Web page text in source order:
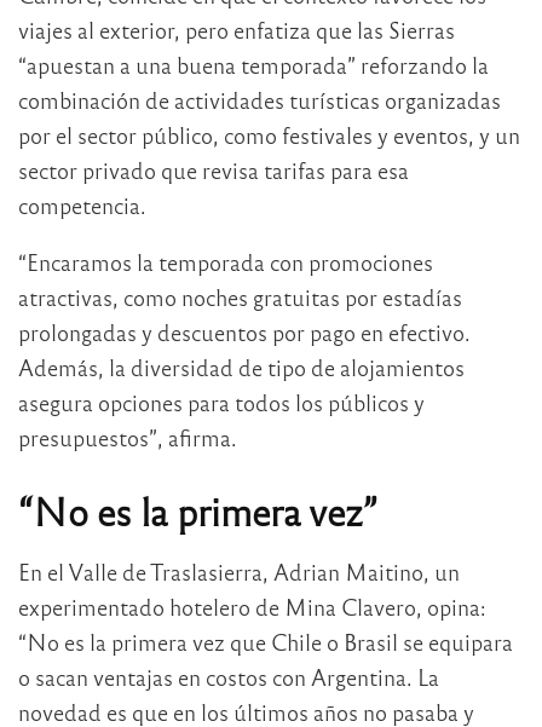
viajes al exterior, pero enfatiza que las Sierras
“apuestan a una buena temporada” reforzando la
combinación de actividades turísticas organizadas
por el sector público, como festivales y eventos, y un
sector privado que revisa tarifas para esa
competencia.
“Encaramos la temporada con promociones
atractivas, como noches gratuitas por estadías
prolongadas y descuentos por pago en efectivo.
Además, la diversidad de tipo de alojamientos
asegura opciones para todos los públicos y
presupuestos”, afirma.
“No es la primera vez”
En el Valle de Traslasierra, Adrian Maitino, un
experimentado hotelero de Mina Clavero, opina:
“No es la primera vez que Chile o Brasil se equipara
o sacan ventajas en costos con Argentina. La
novedad es que en los últimos años no pasaba y